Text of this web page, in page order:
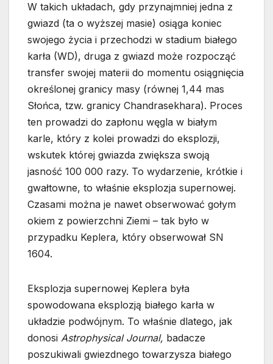
W takich układach, gdy przynajmniej jedna z
gwiazd (ta o wyższej masie) osiąga koniec
swojego życia i przechodzi w stadium białego
karła (WD), druga z gwiazd może rozpocząć
transfer swojej materii do momentu osiągnięcia
określonej granicy masy (równej 1,44 mas
Słońca, tzw. granicy Chandrasekhara). Proces
ten prowadzi do zapłonu węgla w białym
karle, który z kolei prowadzi do eksplozji,
wskutek której gwiazda zwiększa swoją
jasność 100 000 razy. To wydarzenie, krótkie i
gwałtowne, to właśnie eksplozja supernowej.
Czasami można je nawet obserwować gołym
okiem z powierzchni Ziemi – tak było w
przypadku Keplera, który obserwował SN
1604.
Eksplozja supernowej Keplera była
spowodowana eksplozją białego karła w
układzie podwójnym. To właśnie dlatego, jak
donosi Astrophysical Journal, badacze
poszukiwali gwiezdnego towarzysza białego